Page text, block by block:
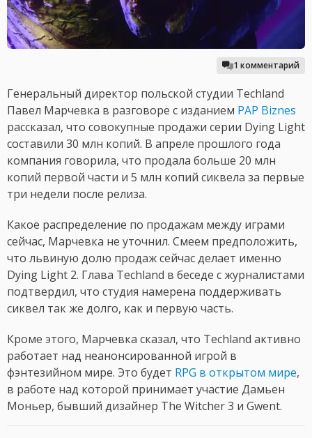
1 комментарий
Генеральный директор польской студии Techland
Павел Марчевка в разговоре с изданием PAP Biznes
рассказал, что совокупные продажи серии Dying Light
составили 30 млн копий. В апреле прошлого года
компания говорила, что продала больше 20 млн
копий первой части и 5 млн копий сиквела за первые
три недели после релиза.
Какое распределение по продажам между играми
сейчас, Марчевка не уточнил. Смеем предположить,
что львиную долю продаж сейчас делает именно
Dying Light 2. Глава Techland в беседе с журналистами
подтвердил, что студия намерена поддерживать
сиквел так же долго, как и первую часть.
Кроме этого, Марчевка сказал, что Techland активно
работает над неанонсированной игрой в
фэнтезийном мире. Это будет RPG в открытом мире,
в работе над которой принимает участие Дамьен
Моньер, бывший дизайнер The Witcher 3 и Gwent.